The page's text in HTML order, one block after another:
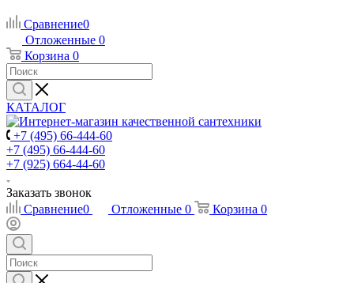
Сравнение0
Отложенные 0
Корзина 0
КАТАЛОГ
+7 (495) 66-444-60
+7 (495) 66-444-60
+7 (925) 664-44-60
Заказать звонок
Сравнение0 Отложенные 0 Корзина 0